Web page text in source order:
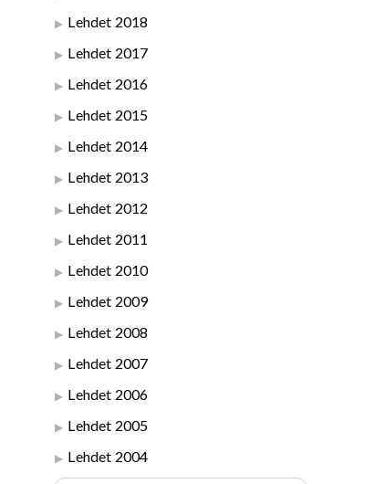
Lehdet 2018
Lehdet 2017
Lehdet 2016
Lehdet 2015
Lehdet 2014
Lehdet 2013
Lehdet 2012
Lehdet 2011
Lehdet 2010
Lehdet 2009
Lehdet 2008
Lehdet 2007
Lehdet 2006
Lehdet 2005
Lehdet 2004